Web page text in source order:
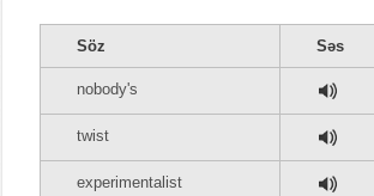
Söz Səs
nobody's
twist
experimentalist